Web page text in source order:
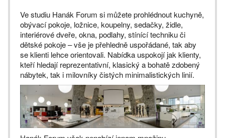
Ve studiu Hanák Forum si můžete prohlédnout kuchyně,
obývací pokoje, ložnice, koupelny, sedačky, židle,
interiérové dveře, okna, podlahy, stínící techniku či
dětské pokoje – vše je přehledně uspořádané, tak aby
se klienti lehce orientovali. Nabídka uspokojí jak klienty,
kteří hledají reprezentativní, klasický a bohatě zdobený
nábytek, tak i milovníky čistých minimalistických linií.